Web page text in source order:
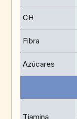
CH
Fibra
Azúcares
Tiamina